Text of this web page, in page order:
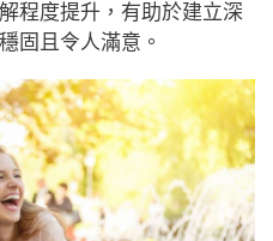
程度提升，有助於建立深
固且令人滿意。